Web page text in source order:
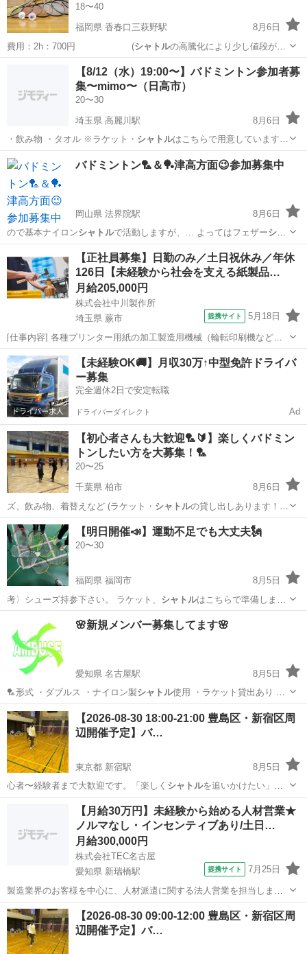
18〜40
福岡県 香春口三萩野駅
8月6日
費用：2h：700円 (シャトルの高騰化により少し値段が張
ります。)…北九州市 香春口三萩野駅 バドミントン 体育館
【8/12（水）19:00〜】バドミントン参加者募
集〜mimo〜（日高市）
20〜30
埼玉県 高麗川駅
8月6日
・飲み物 ・タオル ※ラケット・ シャトルはこちらで用意しています！
みんな…
埼玉 高麗川駅 バドミントン
バドミントン🏸＆🏓津高方面😉参加募集中
岡山県 法界院駅
8月6日
ので基本ナイロンシャトルで活動しますが、… よってはフェザーシャ
トルも使用できます。…法界院駅 バドミントン シャトル
【正社員募集】日勤のみ／土日祝休み／年休
126日【未経験から社会を支える紙製品…
月給205,000円
株式会社中川製作所
埼玉県 蕨市
提携サイト 5月18日
[仕事内容] 各種プリンター用紙の加工製造用機械（輪転印刷機など）
の 操作をお任せします。 ＜具体的には…＞ ・印刷機械やスリッター
機の操作、製品の製造 ・製品に応じた機械の設定・調整 （裁断・型
抜き・ミシン目・穴開け加...
埼玉 蕨市 工場
【未経験OK🚚】月収30万↑中型免許ドライバ
ー募集
完全週休2日で安定転職
ドライバーダイレクト Ad
【初心者さんも大歓迎🏸🔰】楽しくバドミン
トンしたい方を大募集！🏸
20〜25
千葉県 柏市
8月6日
ズ、飲み物、着替えなど (ラケット・ シャトルの貸し出しあります！
🏸) ⸻ • …
千葉 柏市 バドミントン
【明日開催📣】運動不足でも大丈夫🗽
20〜30
福岡県 福岡市
8月5日
考〉シューズ持参下さい。 ラケット、 シャトルはこちらで準備しま
す。 〈注意事項〉…バドミントン
🌸新規メンバー募集してます🌸
愛知県 名古屋駅
8月5日
🏸形式 ・ダブルス ・ナイロン製シャトル使用 ・ラケット貸出あり 🌼
こだわ…
愛知 名古屋市
【2026-08-30 18:00-21:00 豊島区・新宿区周
辺開催予定】バ…
東京都 新宿駅
8月5日
心者〜経験者まで大歓迎です。「楽しく シャトルを追いかけたい」方
はぜひご参加くださ…新宿駅 バドミントン 23区
【月給30万円】未経験から始める人材営業★
ノルマなし・インセンティブあり/土日…
月給300,000円
株式会社TEC名古屋
愛知県 新瑞橋駅
提携サイト 7月25日
製造業界のお客様を中心に、人材派遣に関する法人営業を担当しま
す。 企業への提案から求職者との面談、就業後のフォローまで、一人
の営業が一貫して携わる「両手型営業」なので、迅速な対応ができま
す。 【主な仕事内容】 ◆企業(お...
愛知 新瑞橋駅
【2026-08-30 09:00-12:00 豊島区・新宿区周
辺開催予定】バ…